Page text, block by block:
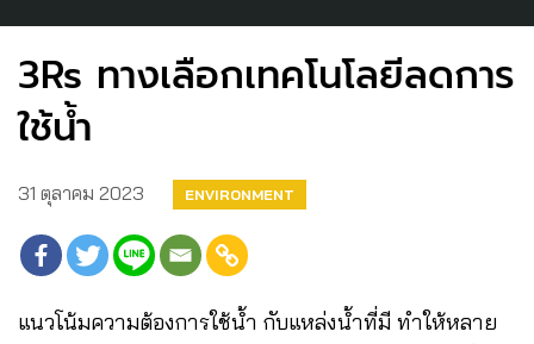
3Rs ทางเลือกเทคโนโลยีลดการ
ใช้น้ำ
31 ตุลาคม 2023 ENVIRONMENT
แนวโน้มความต้องการใช้น้ำ กับแหล่งน้ำที่มี ทำให้หลาย